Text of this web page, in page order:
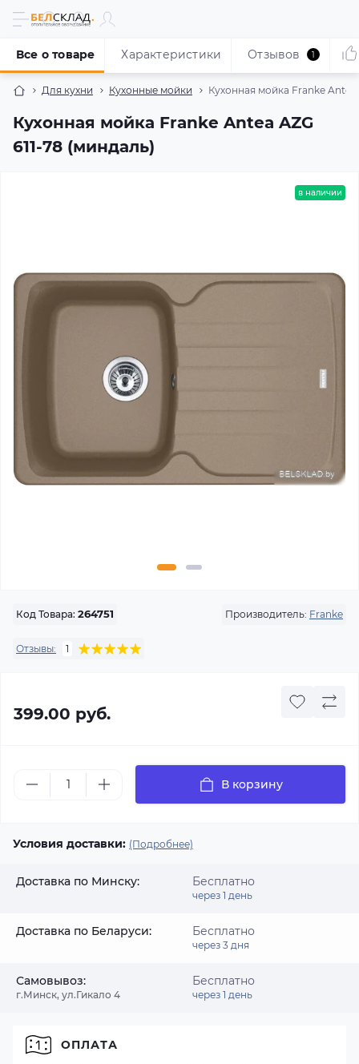
Для кухни Кухонные мойки Кухонная мойка Franke Antea
Кухонная мойка Franke Antea AZG
611-78 (миндаль)
Все о товаре Характеристики Отзывов 1
в наличии
Код Товара: 264751 Производитель: Franke
Отзывы: 1
399.00 руб.
В корзину
Условия доставки: (Подробнее)
Доставка по Минску: Бесплатно
через 1 день
Доставка по Беларуси: Бесплатно
через 3 дня
Самовывоз:
г.Минск, ул.Гикало 4
Бесплатно
через 1 день
ОПЛАТА